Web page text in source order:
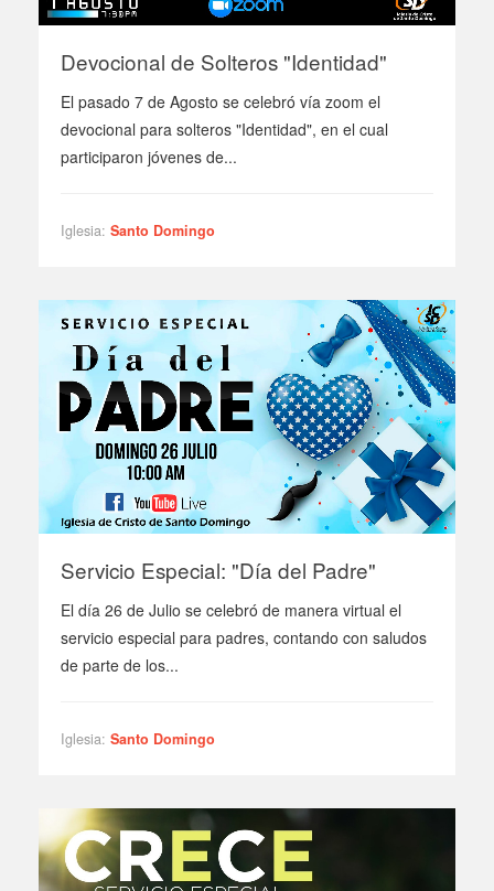
Devocional de Solteros "Identidad"
El pasado 7 de Agosto se celebró vía zoom el
devocional para solteros "Identidad", en el cual
participaron jóvenes de...
Iglesia: Santo Domingo
Servicio Especial: "Día del Padre"
El día 26 de Julio se celebró de manera virtual el
servicio especial para padres, contando con saludos
de parte de los...
Iglesia: Santo Domingo